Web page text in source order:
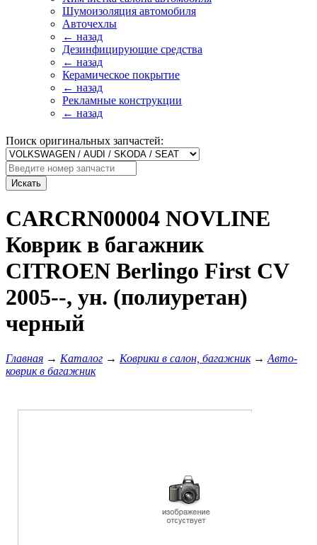
Шумоизоляция автомобиля
Авточехлы
← назад
Дезинфицирующие средства
← назад
Керамическое покрытие
← назад
Рекламные конструкции
← назад
Поиск оригинальных запчастей:
Искать
CARCRN00004 NOVLINE
Коврик в багажник
CITROEN Berlingo First CV
2005--, ун. (полиуретан)
черный
Главная → Каталог → Коврики в салон, багажник → Авто-
коврик в багажник